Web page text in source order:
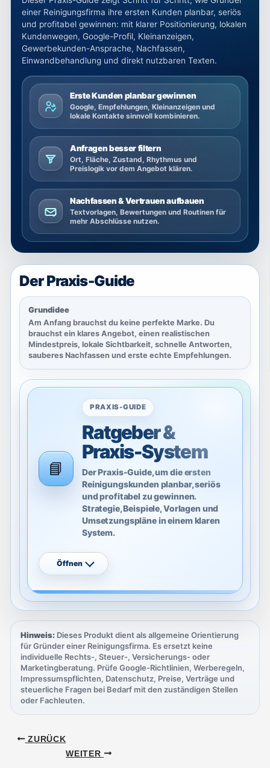
einer Reinigungsfirma ihre ersten Kunden planbar, seriös
und profitabel gewinnen: mit klarer Positionierung, lokalen
Kundenwegen, Google-Profil, Kleinanzeigen,
Gewerbekunden-Ansprache, Nachfassen,
Einwandbehandlung und direkt nutzbaren Texten.
Erste Kunden planbar gewinnen
Google, Empfehlungen, Kleinanzeigen und
lokale Kontakte sinnvoll kombinieren.
Anfragen besser filtern
Ort, Fläche, Zustand, Rhythmus und
Preislogik vor dem Angebot klären.
Nachfassen & Vertrauen aufbauen
Textvorlagen, Bewertungen und Routinen für
mehr Abschlüsse nutzen.
Der Praxis-Guide
Grundidee
Am Anfang brauchst du keine perfekte Marke. Du
brauchst ein klares Angebot, einen realistischen
Mindestpreis, lokale Sichtbarkeit, schnelle Antworten,
sauberes Nachfassen und erste echte Empfehlungen.
📘
PRAXIS-GUIDE
Ratgeber &
Praxis-System
Der Praxis-Guide, um die ersten
Reinigungskunden planbar, seriös
und profitabel zu gewinnen.
Strategie, Beispiele, Vorlagen und
Umsetzungspläne in einem klaren
System.
Öffnen
Hinweis: Dieses Produkt dient als allgemeine Orientierung
für Gründer einer Reinigungsfirma. Es ersetzt keine
individuelle Rechts-, Steuer-, Versicherungs- oder
Marketingberatung. Prüfe Google-Richtlinien, Werberegeln,
Impressumspflichten, Datenschutz, Preise, Verträge und
steuerliche Fragen bei Bedarf mit den zuständigen Stellen
oder Fachleuten.
ZURÜCK
WEITER